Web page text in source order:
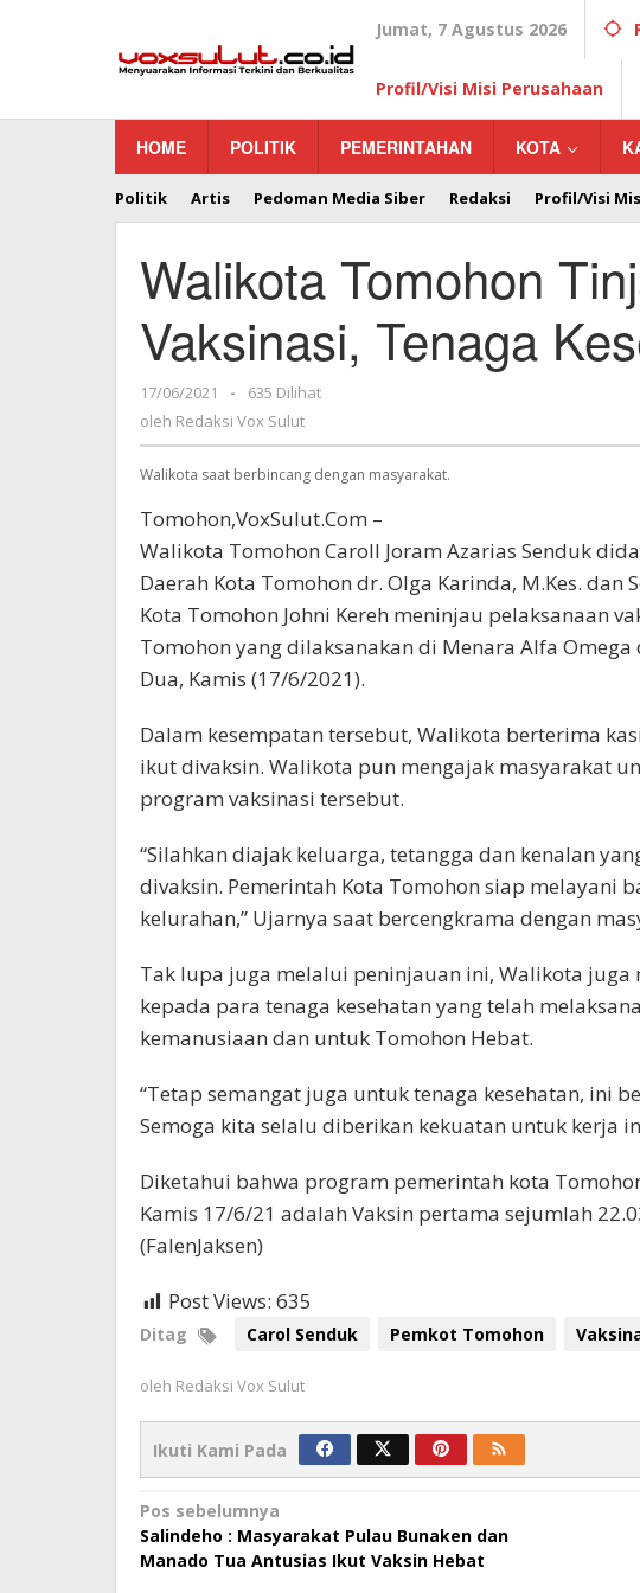
Jumat, 7 Agustus 2026
Profil/Visi Misi Perusahaan
HOME POLITIK PEMERINTAHAN KOTA
Politik Artis Pedoman Media Siber Redaksi Profil/Visi
Walikota Tomohon
Vaksinasi, Tenaga
17/06/2021
oleh
Redaksi
-
635 Dilihat
oleh Redaksi Vox Sulut
Walikota saat berbincang dengan masyarakat.
Tomohon,VoxSulut.Com –
Walikota Tomohon Caroll Joram Azarias Senduk
Daerah Kota Tomohon dr. Olga Karinda, M.Kes. dan
Kota Tomohon Johni Kereh meninjau pelaksanaan
Tomohon yang dilaksanakan di Menara Alfa Omega
Dua, Kamis (17/6/2021).
Dalam kesempatan tersebut, Walikota berterima
ikut divaksin. Walikota pun mengajak masyarakat
program vaksinasi tersebut.
“Silahkan diajak keluarga, tetangga dan kenalan
divaksin. Pemerintah Kota Tomohon siap melayani
kelurahan,” Ujarnya saat bercengkrama dengan
Tak lupa juga melalui peninjauan ini, Walikota
kepada para tenaga kesehatan yang telah
kemanusiaan dan untuk Tomohon Hebat.
“Tetap semangat juga untuk tenaga kesehatan, ini
Semoga kita selalu diberikan kekuatan untuk kerja
Diketahui bahwa program pemerintah kota
Kamis 17/6/21 adalah Vaksin pertama sejumlah
(FalenJaksen)
Post Views: 635
Ditag Carol Senduk Pemkot Tomohon
oleh Redaksi Vox Sulut
Ikuti Kami Pada
Navigasi
pos
Pos sebelumnya
Salindeho : Masyarakat Pulau Bunaken dan
Manado Tua Antusias Ikut Vaksin Hebat